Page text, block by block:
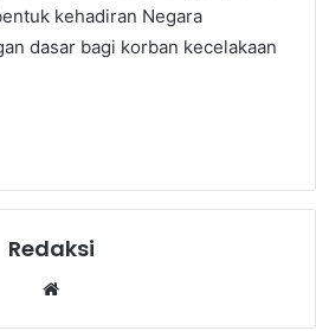
kehadiran Negara
dasar bagi korban kecelakaan
Redaksi